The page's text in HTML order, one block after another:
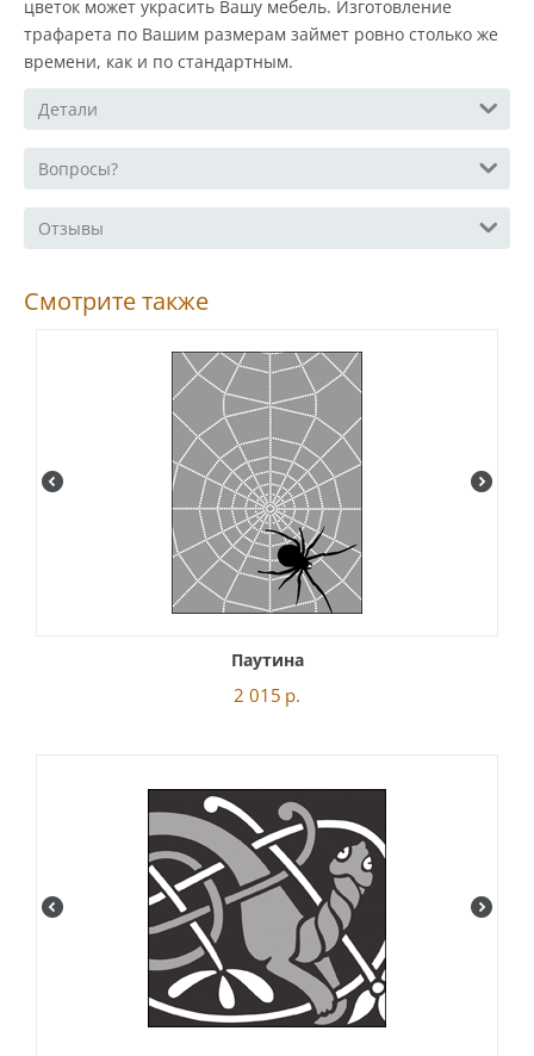
цветок может украсить Вашу мебель. Изготовление
трафарета по Вашим размерам займет ровно столько же
времени, как и по стандартным.
Детали
Вопросы?
Отзывы
Смотрите также
Паутина
2 015 р.